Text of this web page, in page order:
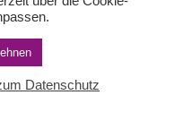
2024 I * § 6 Nr.4 StBerG
Datenschutz